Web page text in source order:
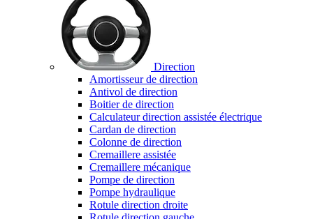
Direction
Amortisseur de direction
Antivol de direction
Boitier de direction
Calculateur direction assistée électrique
Cardan de direction
Colonne de direction
Cremaillere assistée
Cremaillere mécanique
Pompe de direction
Pompe hydraulique
Rotule direction droite